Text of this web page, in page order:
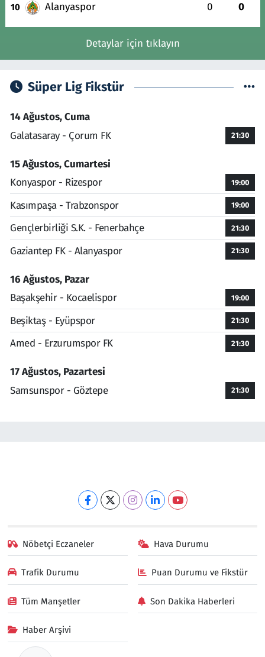
10 Alanyaspor 0 0
Detaylar için tıklayın
Süper Lig Fikstür
14 Ağustos, Cuma
Galatasaray - Çorum FK
21:30
15 Ağustos, Cumartesi
Konyaspor - Rizespor
19:00
Kasımpaşa - Trabzonspor 19:00
Gençlerbirliği S.K. - Fenerbahçe 21:30
Gaziantep FK - Alanyaspor 21:30
16 Ağustos, Pazar
Başakşehir - Kocaelispor
19:00
Beşiktaş - Eyüpspor 21:30
Amed - Erzurumspor FK 21:30
17 Ağustos, Pazartesi
Samsunspor - Göztepe
21:30
Nöbetçi Eczaneler Hava Durumu
Trafik Durumu Puan Durumu ve Fikstür
Tüm Manşetler Son Dakika Haberleri
Haber Arşivi